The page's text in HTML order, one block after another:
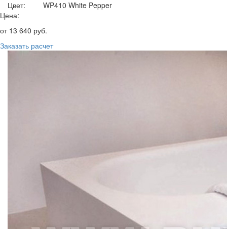
Цвет:
WP410 White Pepper
Цена:
от 13 640 руб.
Заказать расчет